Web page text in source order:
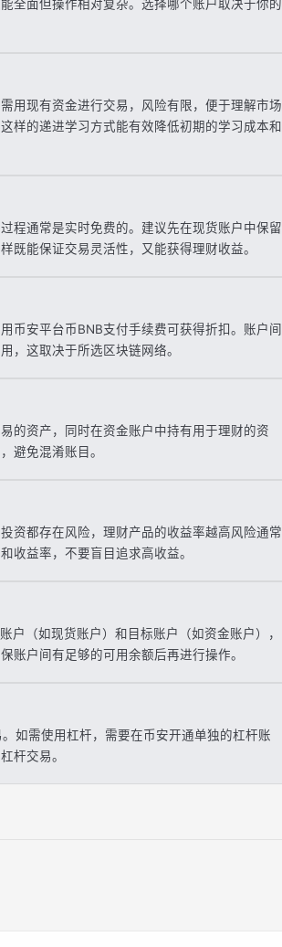
全面但操作相对复杂。选择哪个账户取决于你的
用现有资金进行交易，风险有限，便于理解市场
样的递进学习方式能有效降低初期的学习成本和
程通常是实时免费的。建议先在现货账户中保留
既能保证交易灵活性，又能获得理财收益。
币安平台币BNB支付手续费可获得折扣。账户间
，这取决于所选区块链网络。
的资产，同时在资金账户中持有用于理财的资
避免混淆账目。
资都存在风险，理财产品的收益率越高风险通常
收益率，不要盲目追求高收益。
户（如现货账户）和目标账户（如资金账户），
账户间有足够的可用余额后再进行操作。
如需使用杠杆，需要在币安开通单独的杠杆账
杆交易。